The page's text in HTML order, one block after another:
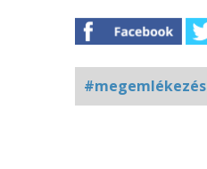
#megemlékezés